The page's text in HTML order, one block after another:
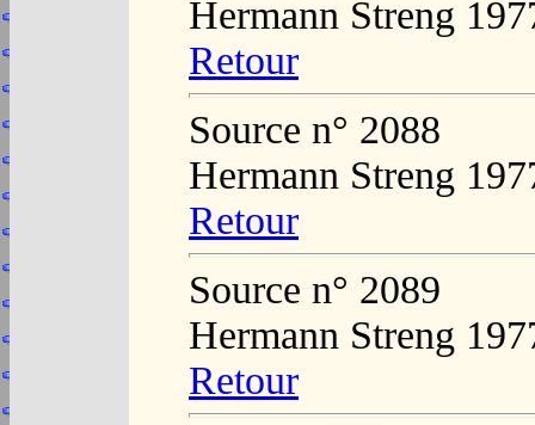
Hermann Streng
Retour
Source n° 2088
Hermann Streng
Retour
Source n° 2089
Hermann Streng
Retour